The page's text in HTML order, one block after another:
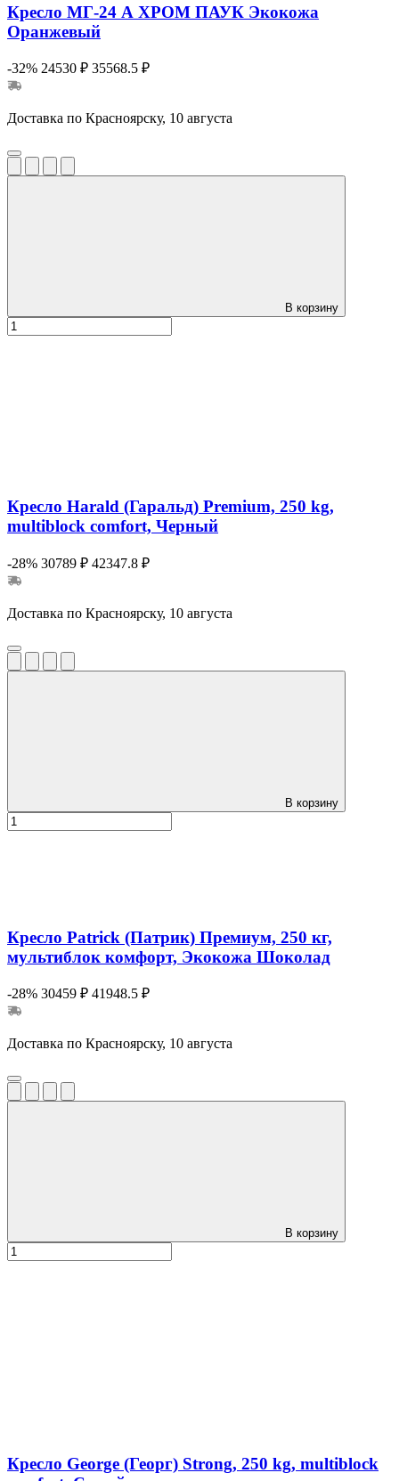
Кресло МГ-24 А ХРОМ ПАУК Экокожа
Оранжевый
-32% 24530 ₽ 35568.5 ₽
Доставка по Красноярску, 10 августа
В корзину
Кресло Harald (Гаральд) Premium, 250 kg,
multiblock comfort, Черный
-28% 30789 ₽ 42347.8 ₽
Доставка по Красноярску, 10 августа
В корзину
Кресло Patrick (Патрик) Премиум, 250 кг,
мультиблок комфорт, Экокожа Шоколад
-28% 30459 ₽ 41948.5 ₽
Доставка по Красноярску, 10 августа
В корзину
Кресло George (Георг) Strong, 250 kg, multiblock